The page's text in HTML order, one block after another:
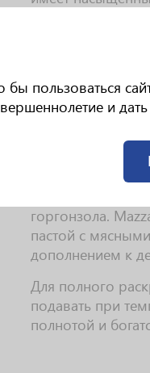
бы пользоваться
и дать
с легкими
Аромат Masi
сушеных
смородины, а
многослойный,
нотки ванили и
Это вино
дичь. Оно
горгонзола.
пастой с
дополнением к
Для полного
подавать при
полнотой и